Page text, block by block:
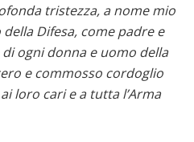
tristezza, a nome mio
Difesa, come padre e
ogni donna e uomo della
e commosso cordoglio
loro cari e a tutta l’Arma